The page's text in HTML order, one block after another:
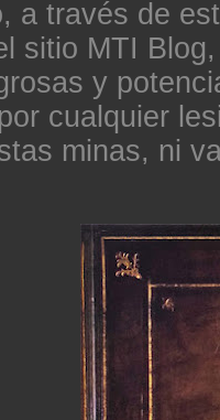
a través de
sitio MTI
y
cualquier
minas, ni